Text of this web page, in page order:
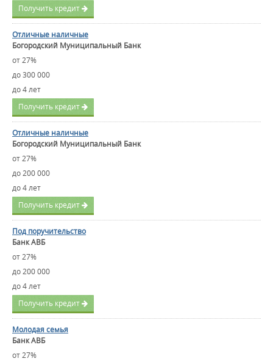
Получить кредит
Отличные наличные
Богородский Муниципальный Банк
от 27%
до 300 000
до 4 лет
Получить кредит
Отличные наличные
Богородский Муниципальный Банк
от 27%
до 200 000
до 4 лет
Получить кредит
Под поручительство
Банк АВБ
от 27%
до 200 000
до 4 лет
Получить кредит
Молодая семья
Банк АВБ
от 27%